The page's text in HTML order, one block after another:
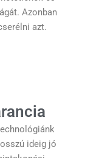
Azonban
azt.
ideig jó